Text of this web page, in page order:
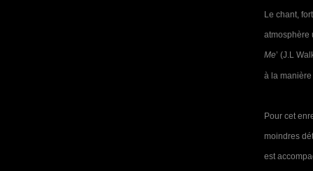
Le chant,
atmosphère
Me’ (J.L
à la
Pour cet
moindres
est